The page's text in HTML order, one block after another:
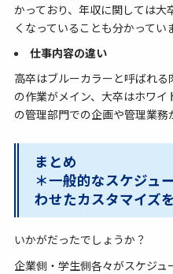
かっており、年収に関しては
くなっていることも分かってい
仕事内容の違い
高卒はブルーカラーと呼ばれ
の作業がメイン、大卒はホワ
の管理部門での企画や管理業務
まとめ
＊一般的なスケジュ
わせたカスタマイズ
いかがだったでしょうか？
企業側・学生側各々がスケジ